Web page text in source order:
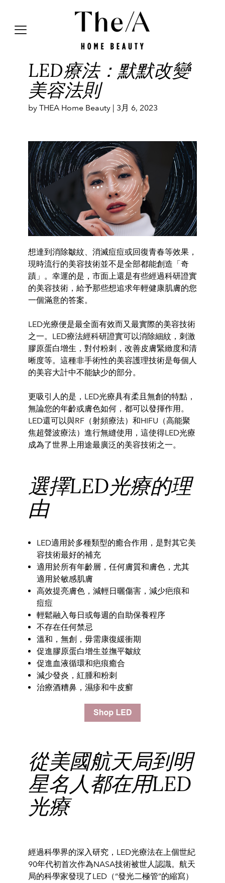
LED療法：默默改變
美容法則
by THEA Home Beauty | 3月 6, 2023
想達到消除皺紋、消滅痘痘或回復青春等效果，
現時流行的美容技術並不是全部都能創造「奇
蹟」 。幸運的是， 市面上還是有些經過科研證實
的美容技術，給予那些想追求年輕健康肌膚的您
一個滿意的答案。
LED光療便是最全面有效而又最實際的美容技術
之一。 LED療法經科研證實可以消除細紋，刺激
膠原蛋白增生，對付粉刺， 改善皮膚緊緻度和清
晰度等。 這種非手術性的美容護理技術是每個人
的美容大計中不能缺少的部分。
更吸引人的是，LED光療具有柔且無創的特點，
無論您的年齡或膚色如何，都可以發揮作用。
LED還可以與RF（射頻療法） 和HIFU（高能聚
焦超聲波療法）進行無縫使用， 這使得LED光療
成為了世界上用途最廣泛的美容技術之一。
選擇LED光療的理
由
LED適用於多種類型的癒合作用，是對其它美
容技術最好的補充
適用於所有年齡層，任何膚質和膚色，尤其
適用於敏感肌膚
高效提亮膚色，減輕日曬傷害，減少疤痕和
痘痘
輕鬆融入每日或每週的自助保養程序
不存在任何禁忌
溫和，無創，毋需康復緩衝期
促進膠原蛋白增生並撫平皺紋
促進血液循環和疤痕癒合
減少發炎，紅腫和粉刺
治療酒糟鼻，濕疹和牛皮癬
從美國航天局到明
星名人都在用LED
光療
經過科學界的深入研究， LED光療法在上個世紀
90年代初首次作為NASA技術被世人認識。航天
局的科學家發現了LED（“發光二極管”的縮寫）